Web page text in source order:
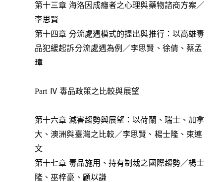
第十三章 海洛因成癮者之心理與藥物諮商方案／
李思賢
第十四章 分流處遇模式的提出與推行：以高雄毒
品犯緩起訴分流處遇為例／李思賢、徐倩、蔡孟
璋
Part Ⅳ 毒品政策之比較與展望
第十六章 減害趨勢與展望：以荷蘭、瑞士、加拿
大、澳洲與臺灣之比較／李思賢、楊士隆、束連
文
第十七章 毒品施用、持有制裁之國際趨勢／楊士
隆、巫梓豪、顧以謙